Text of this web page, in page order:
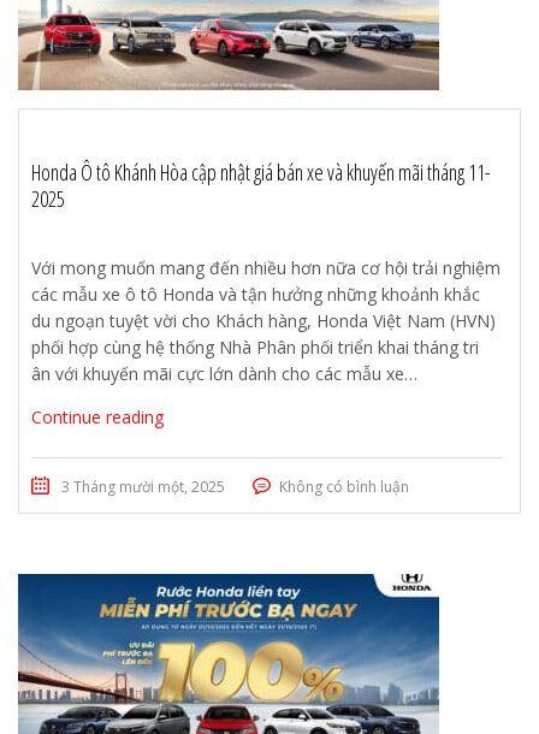
Honda Ô tô Khánh Hòa cập nhật giá bán xe và khuyến mãi tháng 11-
2025
Với mong muốn mang đến nhiều hơn nữa cơ hội trải nghiệm
các mẫu xe ô tô Honda và tận hưởng những khoảnh khắc
du ngoạn tuyệt vời cho Khách hàng, Honda Việt Nam (HVN)
phối hợp cùng hệ thống Nhà Phân phối triển khai tháng tri
ân với khuyến mãi cực lớn dành cho các mẫu xe…
Continue reading
3 Tháng mười một, 2025 Không có bình luận